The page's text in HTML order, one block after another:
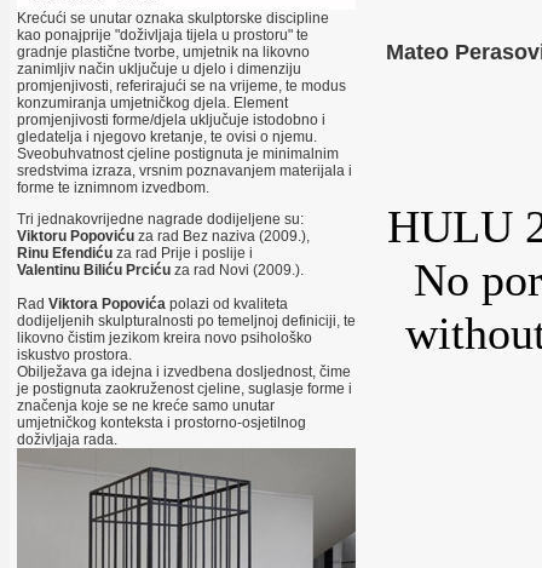
Krećući se unutar oznaka skulptorske discipline
kao ponajprije "doživljaja tijela u prostoru" te
gradnje plastične tvorbe, umjetnik na likovno
zanimljiv način uključuje u djelo i dimenziju
promjenjivosti, referirajući se na vrijeme, te modus
konzumiranja umjetničkog djela. Element
promjenjivosti forme/djela uključuje istodobno i
gledatelja i njegovo kretanje, te ovisi o njemu.
Sveobuhvatnost cjeline postignuta je minimalnim
sredstvima izraza, vrsnim poznavanjem materijala i
forme te iznimnom izvedbom.
Tri jednakovrijedne nagrade dodijeljene su:
Viktoru Popoviću za rad Bez naziva (2009.),
Rinu Efendiću za rad Prije i poslije i
Valentinu Biliću Prciću za rad Novi (2009.).
Rad Viktora Popovića polazi od kvaliteta
dodijeljenih skulpturalnosti po temeljnoj definiciji, te
likovno čistim jezikom kreira novo psihološko
iskustvo prostora.
Obilježava ga idejna i izvedbena dosljednost, čime
je postignuta zaokruženost cjeline, suglasje forme i
značenja koje se ne kreće samo unutar
umjetničkog konteksta i prostorno-osjetilnog
doživljaja rada.
Mateo
HULU
No